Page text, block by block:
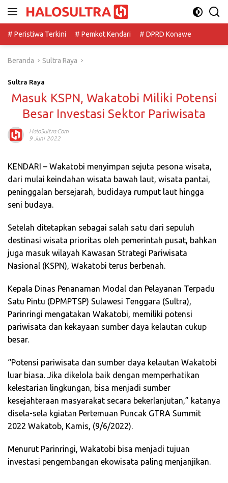
# Peristiwa Terkini
# Pemkot Kendari # DPRD Konawe
Beranda Sultra Raya
Sultra Raya
Masuk KSPN, Wakatobi Miliki Potensi
Besar Investasi Sektor Pariwisata
HaloSultra.com
9 Juni 2022
KENDARI – Wakatobi menyimpan sejuta pesona wisata,
dari mulai keindahan wisata bawah laut, wisata pantai,
peninggalan bersejarah, budidaya rumput laut hingga
seni budaya.
Setelah ditetapkan sebagai salah satu dari sepuluh
destinasi wisata prioritas oleh pemerintah pusat, bahkan
juga masuk wilayah Kawasan Strategi Pariwisata
Nasional (KSPN), Wakatobi terus berbenah.
Kepala Dinas Penanaman Modal dan Pelayanan Terpadu
Satu Pintu (DPMPTSP) Sulawesi Tenggara (Sultra),
Parinringi mengatakan Wakatobi, memiliki potensi
pariwisata dan kekayaan sumber daya kelautan cukup
besar.
“Potensi pariwisata dan sumber daya kelautan Wakatobi
luar biasa. Jika dikelola baik dengan memperhatikan
kelestarian lingkungan, bisa menjadi sumber
kesejahteraan masyarakat secara bekerlanjutan,” katanya
disela-sela kgiatan Pertemuan Puncak GTRA Summit
2022 Wakatob, Kamis, (9/6/2022).
Menurut Parinringi, Wakatobi bisa menjadi tujuan
investasi pengembangan ekowisata paling menjanjikan.